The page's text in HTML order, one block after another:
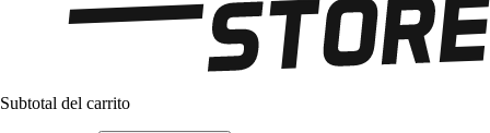
Subtotal del carrito